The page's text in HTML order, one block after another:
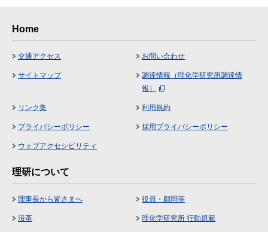
Home
交通アクセス お問い合わせ
サイトマップ
調達情報（理化学研究所調達情
報）
リンク集 利用規約
プライバシーポリシー 採用プライバシーポリシー
ウェブアクセシビリティ
理研について
理事長から皆さまへ 役員・顧問等
沿革 理化学研究所 行動規範